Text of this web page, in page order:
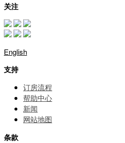
关注
English
支持
订房流程
帮助中⼼
新闻
网站地图
条款